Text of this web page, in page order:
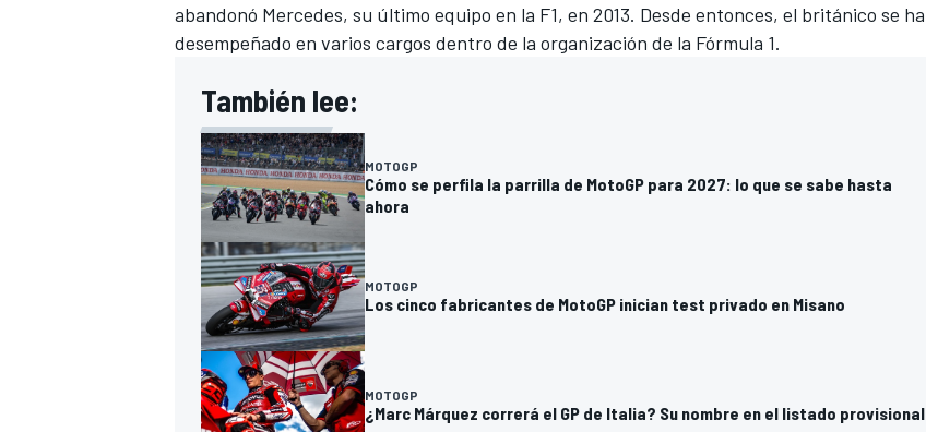
abandonó Mercedes, su último equipo en la F1, en 2013. Desde entonces, el británico se ha
desempeñado en varios cargos dentro de la organización de la Fórmula 1.
También lee:
MOTOGP
Cómo se perfila la parrilla de MotoGP para 2027: lo que se sabe hasta
ahora
MOTOGP
Los cinco fabricantes de MotoGP inician test privado en Misano
MOTOGP
¿Marc Márquez correrá el GP de Italia? Su nombre en el listado provisional